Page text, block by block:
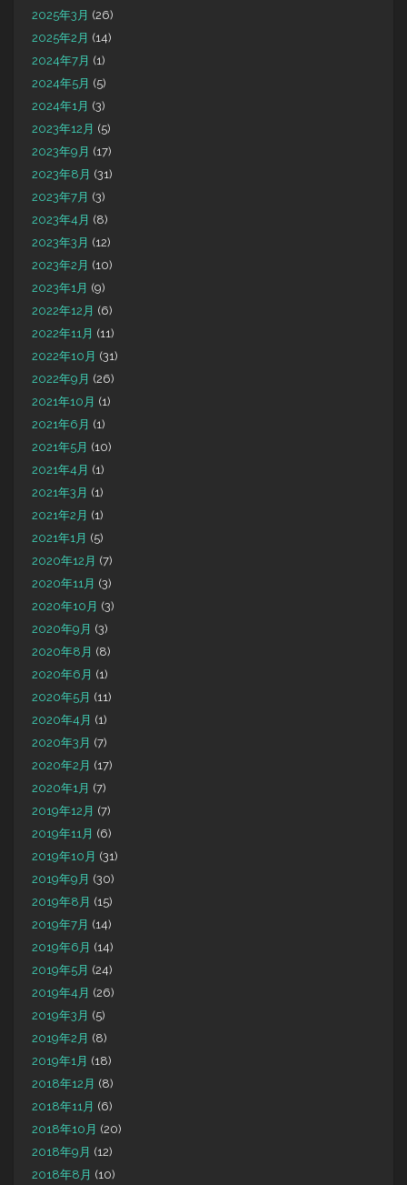
2025年3月 (26)
2025年2月 (14)
2024年7月 (1)
2024年5月 (5)
2024年1月 (3)
2023年12月 (5)
2023年9月 (17)
2023年8月 (31)
2023年7月 (3)
2023年4月 (8)
2023年3月 (12)
2023年2月 (10)
2023年1月 (9)
2022年12月 (6)
2022年11月 (11)
2022年10月 (31)
2022年9月 (26)
2021年10月 (1)
2021年6月 (1)
2021年5月 (10)
2021年4月 (1)
2021年3月 (1)
2021年2月 (1)
2021年1月 (5)
2020年12月 (7)
2020年11月 (3)
2020年10月 (3)
2020年9月 (3)
2020年8月 (8)
2020年6月 (1)
2020年5月 (11)
2020年4月 (1)
2020年3月 (7)
2020年2月 (17)
2020年1月 (7)
2019年12月 (7)
2019年11月 (6)
2019年10月 (31)
2019年9月 (30)
2019年8月 (15)
2019年7月 (14)
2019年6月 (14)
2019年5月 (24)
2019年4月 (26)
2019年3月 (5)
2019年2月 (8)
2019年1月 (18)
2018年12月 (8)
2018年11月 (6)
2018年10月 (20)
2018年9月 (12)
2018年8月 (10)